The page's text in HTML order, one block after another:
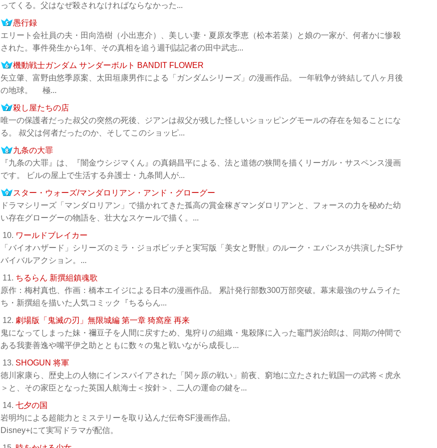
ってくる。父はなぜ殺されなければならなかった...
愚行録
エリート会社員の夫・田向浩樹（小出恵介）、美しい妻・夏原友季恵（松本若菜）と娘の一家が、何者かに惨殺
された。事件発生から1年、その真相を追う週刊誌記者の田中武志...
機動戦士ガンダム サンダーボルト BANDIT FLOWER
矢立肇、富野由悠季原案、太田垣康男作による「ガンダムシリーズ」の漫画作品。 一年戦争が終結して八ヶ月後
の地球。 極...
殺し屋たちの店
唯一の保護者だった叔父の突然の死後、ジアンは叔父が残した怪しいショッピングモールの存在を知ることにな
る。 叔父は何者だったのか、そしてこのショッピ...
九条の大罪
『九条の大罪』は、『闇金ウシジマくん』の真鍋昌平による、法と道徳の狭間を描くリーガル・サスペンス漫画
です。 ビルの屋上で生活する弁護士・九条間人が...
スター・ウォーズ/マンダロリアン・アンド・グローグー
ドラマシリーズ「マンダロリアン」で描かれてきた孤高の賞金稼ぎマンダロリアンと、フォースの力を秘めた幼
い存在グローグーの物語を、壮大なスケールで描く。...
10. ワールドブレイカー
「バイオハザード」シリーズのミラ・ジョボビッチと実写版「美女と野獣」のルーク・エバンスが共演したSFサ
バイバルアクション。...
11. ちるらん 新撰組鎮魂歌
原作：梅村真也、作画：橋本エイジによる日本の漫画作品。 累計発行部数300万部突破。幕末最強のサムライた
ち・新撰組を描いた人気コミック『ちるらん...
12. 劇場版「鬼滅の刃」無限城編 第一章 猗窩座 再来
鬼になってしまった妹・禰󠄀豆子を人間に戻すため、鬼狩りの組織・鬼殺隊に入った竈門炭治郎は、同期の仲間で
ある我妻善逸や嘴平伊之助とともに数々の鬼と戦いながら成長し...
13. SHOGUN 将軍
徳川家康ら、歴史上の人物にインスパイアされた「関ヶ原の戦い」前夜、窮地に立たされた戦国一の武将＜虎永
＞と、その家臣となった英国人航海士＜按針＞、二人の運命の鍵を...
14. 七夕の国
岩明均による超能力とミステリーを取り込んだ伝奇SF漫画作品。
Disney+にて実写ドラマが配信。